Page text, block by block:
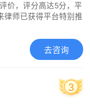
价，评分高达5分，平
律师已获得平台特别推
去咨询
3